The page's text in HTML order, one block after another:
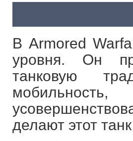
В Armored
уровня. Он
танковую
делают этот